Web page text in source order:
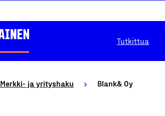
Tutkittua
Merkki- ja yrityshaku Blank& Oy